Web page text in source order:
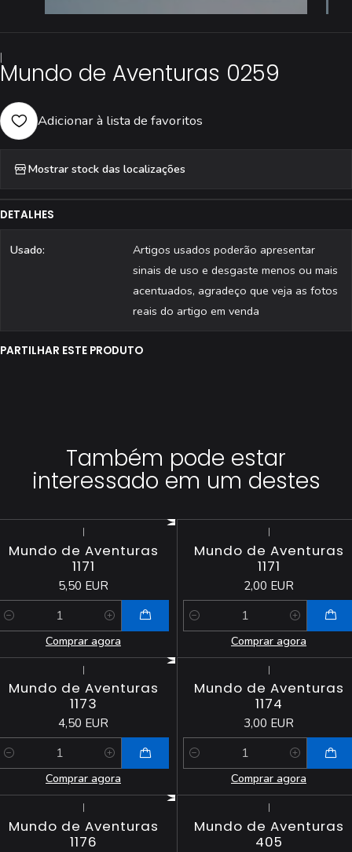
|
Mundo de Aventuras 0259
Adicionar à lista de favoritos
Mostrar stock das localizações
DETALHES
Usado:
Artigos usados poderão apresentar
sinais de uso e desgaste menos ou mais
acentuados, agradeço que veja as fotos
reais do artigo em venda
PARTILHAR ESTE PRODUTO
Também pode estar
interessado em um destes
|
Mundo de Aventuras
1171
5,50 EUR
Comprar agora
|
Mundo de Aventuras
1171
2,00 EUR
Quantidade
Comprar agora
|
Mundo de Aventuras
1173
4,50 EUR
Comprar agora
|
Mundo de Aventuras
1174
3,00 EUR
Quantidade
Comprar agora
|
Mundo de Aventuras
1176
|
Mundo de Aventuras
405